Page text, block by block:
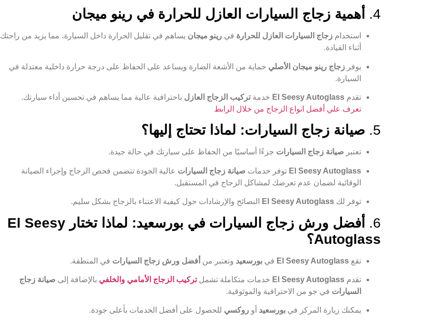
4. أهمية زجاج السيارات العازل للحرارة في رينو ميجان
استخدام زجاج السيارات العازل للحرارة في رينو ميجان يساهم في تقليل الحرارة داخل السيارة، مما يزيد من راحتك
أثناء القيادة.
يوفر زجاج رينو ميجان الأصلي حماية من الأشعة الضارة ويساعد على الحفاظ على درجة حرارة داخلية معتدلة في
السيارة.
تقدم El Seesy Autoglass خدمةتركيب الزجاج العازل باحترافية عالية مما يساهم في تحسين أداء سيارتك.
تعرف علي أفضل انواع الزجاج من خلال الرابط
5. صيانة زجاج السيارات: لماذا تحتاج إليها؟
تعتبر صيانة زجاج السيارات جزءًا أساسيًا من الحفاظ على سيارتك في حالة جيدة.
El Seesy Autoglass توفر خدمات صيانة زجاج السيارات عالية الجودة تتضمن فحص الزجاج وإجراء الصيانة
الوقائية لضمان عدم تعرضك لمشاكل الزجاج في المستقبل.
توفر لك El Seesy Autoglass النصائح والإرشادات حول كيفية الاعتناء بالزجاج بشكل سليم.
6.
أفضل ورش زجاج السيارات في بورسعيد: لماذا تختار El Seesy
Autoglass؟
تقع El Seesy Autoglass في بورسعيد وتعتبر من أفضل ورش زجاج السيارات في المنطقة.
تقدم El Seesy Autoglass خدمات متكاملة تشملتركيب الزجاج الأمامي والخلفي بالإضافة إلى صيانة زجاج
السيارات في جو من الاحترافية والموثوقية.
يمكنك زيارة المركز في بورسعيد أو روكسي للحصول على أفضل الخدمات بأعلى جودة.